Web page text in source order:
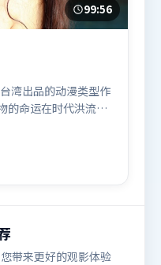
99:56
湾出品的动漫类型作
的命运在时代洪流里
重新组合，既致敬经
，雷佳音、朱一
袂出演。影片于
带来更好的观影体验